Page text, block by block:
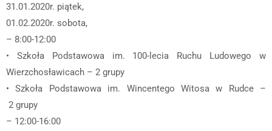
31.01.2020r. piątek,
01.02.2020r. sobota,
– 8:00-12:00
• Szkoła Podstawowa im. 100-lecia Ruchu Ludowego w
Wierzchosławicach – 2 grupy
• Szkoła Podstawowa im. Wincentego Witosa w Rudce –
2 grupy
– 12:00-16:00